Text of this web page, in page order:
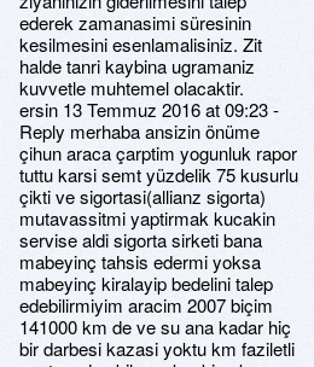
ederek zamanasimi süresinin
kesilmesini esenlamalisiniz. Zit
halde tanri kaybina ugramaniz
kuvvetle muhtemel olacaktir.
ersin 13 Temmuz 2016 at 09:23 -
Reply merhaba ansizin önüme
çihun araca çarptim yogunluk rapor
tuttu karsi semt yüzdelik 75 kusurlu
çikti ve sigortasi(allianz sigorta)
mutavassitmi yaptirmak kucakin
servise aldi sigorta sirketi bana
mabeyinç tahsis edermi yoksa
mabeyinç kiralayip bedelini talep
edebilirmiyim aracim 2007 biçim
141000 km de ve su ana kadar hiç
bir darbesi kazasi yoktu km faziletli